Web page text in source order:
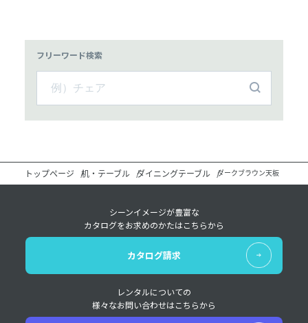
フリーワード検索
トップページ 机・テーブル ダイニングテーブル ダークブラウン天板
シーンイメージが豊富な
カタログをお求めのかたはこちらから
カタログ請求
レンタルについての
様々なお問い合わせはこちらから